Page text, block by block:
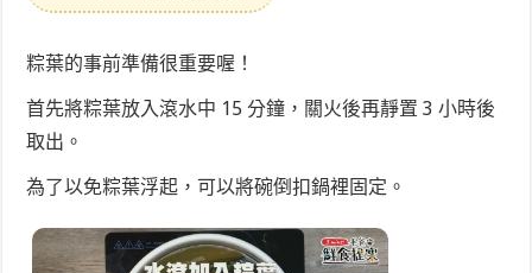
粽葉的事前準備很重要喔！
首先將粽葉放入滾水中 15 分鐘，關火後再靜置 3 小時後
取出。
為了以免粽葉浮起，可以將碗倒扣鍋裡固定。